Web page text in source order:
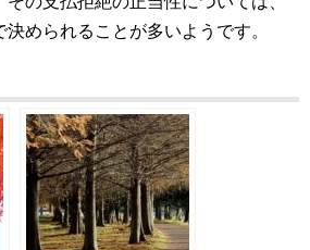
められることが多いようです。